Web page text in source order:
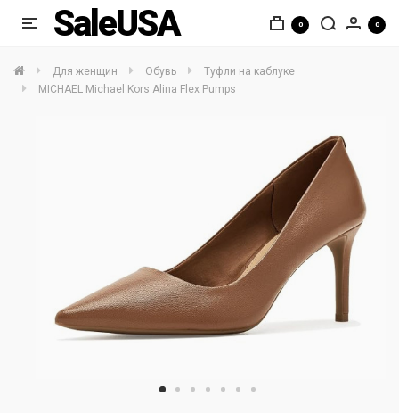
SaleUSA 0 0
Для женщин Обувь
Туфли на каблуке
MICHAEL Michael Kors Alina Flex Pumps